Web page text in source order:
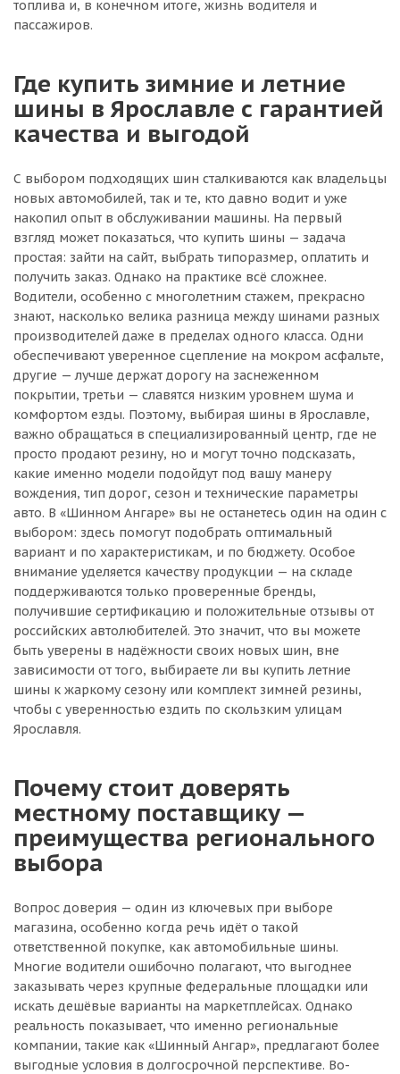
топлива и, в конечном итоге, жизнь водителя и
пассажиров.
Где купить зимние и летние
шины в Ярославле с гарантией
качества и выгодой
С выбором подходящих шин сталкиваются как владельцы
новых автомобилей, так и те, кто давно водит и уже
накопил опыт в обслуживании машины. На первый
взгляд может показаться, что купить шины — задача
простая: зайти на сайт, выбрать типоразмер, оплатить и
получить заказ. Однако на практике всё сложнее.
Водители, особенно с многолетним стажем, прекрасно
знают, насколько велика разница между шинами разных
производителей даже в пределах одного класса. Одни
обеспечивают уверенное сцепление на мокром асфальте,
другие — лучше держат дорогу на заснеженном
покрытии, третьи — славятся низким уровнем шума и
комфортом езды. Поэтому, выбирая шины в Ярославле,
важно обращаться в специализированный центр, где не
просто продают резину, но и могут точно подсказать,
какие именно модели подойдут под вашу манеру
вождения, тип дорог, сезон и технические параметры
авто. В «Шинном Ангаре» вы не останетесь один на один с
выбором: здесь помогут подобрать оптимальный
вариант и по характеристикам, и по бюджету. Особое
внимание уделяется качеству продукции — на складе
поддерживаются только проверенные бренды,
получившие сертификацию и положительные отзывы от
российских автолюбителей. Это значит, что вы можете
быть уверены в надёжности своих новых шин, вне
зависимости от того, выбираете ли вы купить летние
шины к жаркому сезону или комплект зимней резины,
чтобы с уверенностью ездить по скользким улицам
Ярославля.
Почему стоит доверять
местному поставщику —
преимущества регионального
выбора
Вопрос доверия — один из ключевых при выборе
магазина, особенно когда речь идёт о такой
ответственной покупке, как автомобильные шины.
Многие водители ошибочно полагают, что выгоднее
заказывать через крупные федеральные площадки или
искать дешёвые варианты на маркетплейсах. Однако
реальность показывает, что именно региональные
компании, такие как «Шинный Ангар», предлагают более
выгодные условия в долгосрочной перспективе. Во-